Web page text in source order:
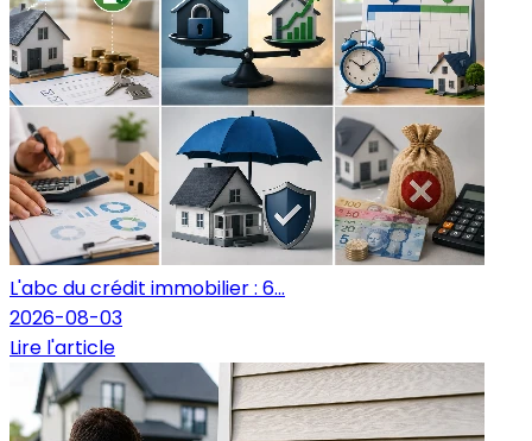
L'abc du crédit immobilier : 6...
2026-08-03
Lire l'article